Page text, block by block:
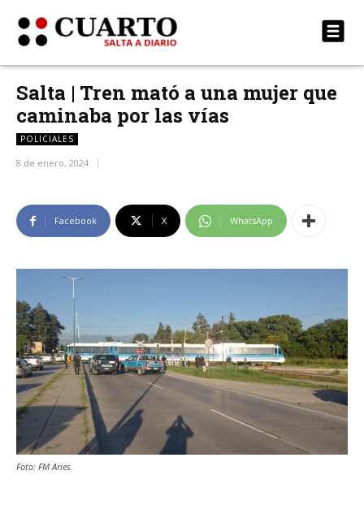
Salta | Tren mató a una mujer que
caminaba por las vías
POLICIALES
8 de enero, 2024
Facebook X WhatsApp
Foto: FM Aries.